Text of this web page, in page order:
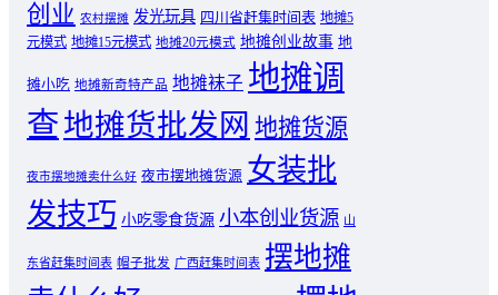
创业 农村摆摊 发光玩具 四川省赶集时间表 地摊5
元模式 地摊15元模式 地摊20元模式 地摊创业故事 地
摊小吃 地摊新奇特产品 地摊袜子 地摊调
查地摊货批发网 地摊货源
夜市摆地摊卖什么好 夜市摆地摊货源 女装批
发技巧 小吃零食货源 小本创业货源 山
东省赶集时间表 帽子批发 广西赶集时间表 摆地摊